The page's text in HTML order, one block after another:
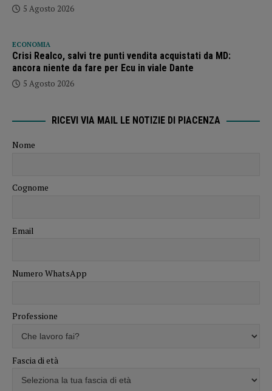
5 Agosto 2026
ECONOMIA
Crisi Realco, salvi tre punti vendita acquistati da MD:
ancora niente da fare per Ecu in viale Dante
5 Agosto 2026
RICEVI VIA MAIL LE NOTIZIE DI PIACENZA
Nome
Cognome
Email
Numero WhatsApp
Professione
Fascia di età